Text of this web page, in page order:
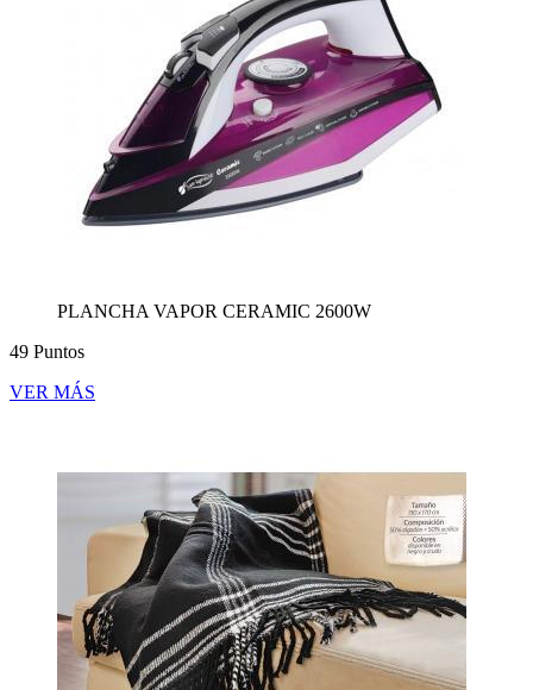
PLANCHA VAPOR CERAMIC 2600W
49 Puntos
VER MÁS